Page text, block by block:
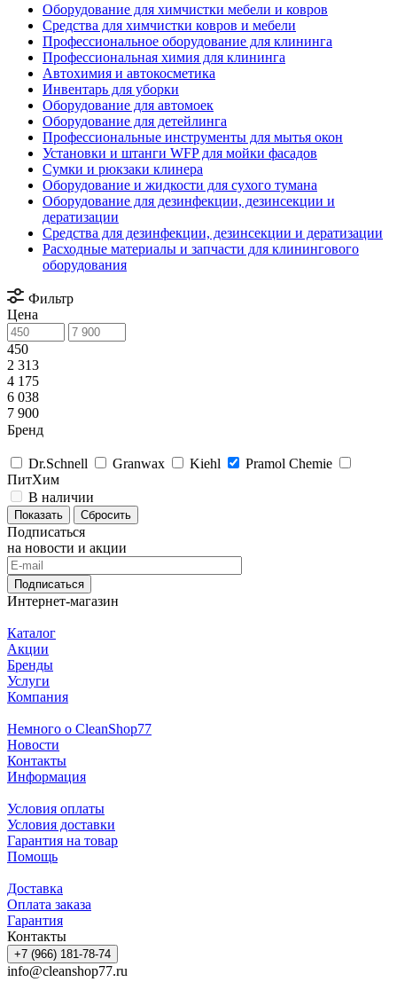
Оборудование для химчистки мебели и ковров
Средства для химчистки ковров и мебели
Профессиональное оборудование для клининга
Профессиональная химия для клининга
Автохимия и автокосметика
Инвентарь для уборки
Оборудование для автомоек
Оборудование для детейлинга
Профессиональные инструменты для мытья окон
Установки и штанги WFP для мойки фасадов
Сумки и рюкзаки клинера
Оборудование и жидкости для сухого тумана
Оборудование для дезинфекции, дезинсекции и
дератизации
Средства для дезинфекции, дезинсекции и дератизации
Расходные материалы и запчасти для клинингового
оборудования
Фильтр
Цена
450
2 313
4 175
6 038
7 900
Бренд
Dr.Schnell Granwax Kiehl
Pramol Chemie
ПитХим
В наличии
Сбросить
Подписаться
на новости и акции
Подписаться
Интернет-магазин
Каталог
Акции
Бренды
Услуги
Компания
Немного о CleanShop77
Новости
Контакты
Информация
Условия оплаты
Условия доставки
Гарантия на товар
Помощь
Доставка
Оплата заказа
Гарантия
Контакты
+7 (966) 181-78-74
info@cleanshop77.ru